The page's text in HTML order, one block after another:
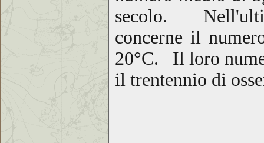
secolo.
concerne il
20°C. Il loro
il trentennio di